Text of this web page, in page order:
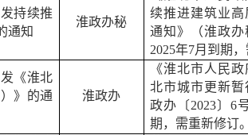
持续推
通知
淮政办秘
续推进建筑业
通知》（淮政办
2025年7月到期
《淮北
》的通
淮政办
《淮北市人民
北市城市更新
政办〔2023〕 6
期，需重新修订